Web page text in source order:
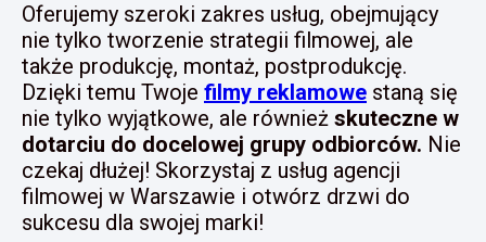
Oferujemy szeroki zakres usług, obejmujący
nie tylko tworzenie strategii filmowej, ale
także produkcję, montaż, postprodukcję.
Dzięki temu Twoje filmy reklamowe staną się
nie tylko wyjątkowe, ale również skuteczne w
dotarciu do docelowej grupy odbiorców. Nie
czekaj dłużej! Skorzystaj z usług agencji
filmowej w Warszawie i otwórz drzwi do
sukcesu dla swojej marki!